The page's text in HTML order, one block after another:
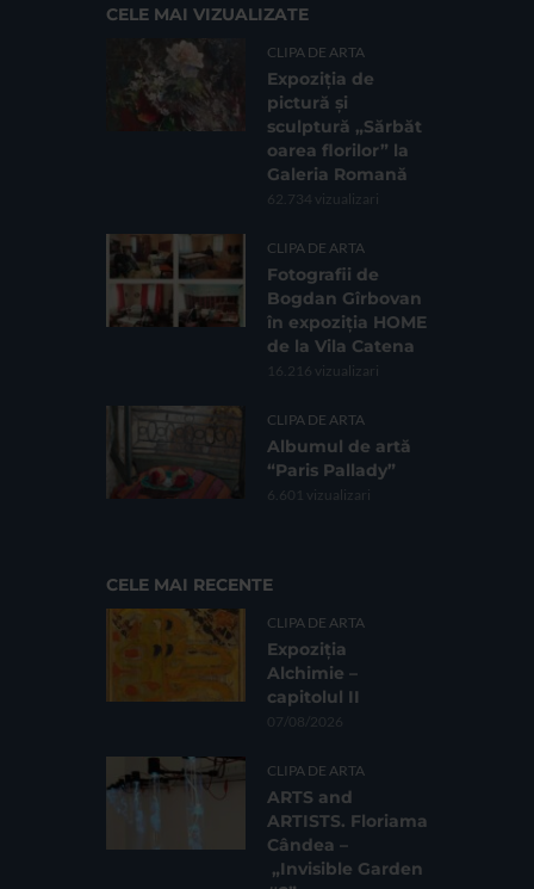
CELE MAI VIZUALIZATE
CLIPA DE ARTA
Expoziția de
pictură și
sculptură „Sărbăt
oarea florilor” la
Galeria Romană
62.734 vizualizari
CLIPA DE ARTA
Fotografii de
Bogdan Gîrbovan
în expoziția HOME
de la Vila Catena
16.216 vizualizari
CLIPA DE ARTA
Albumul de artă
“Paris Pallady”
6.601 vizualizari
CELE MAI RECENTE
CLIPA DE ARTA
Expoziția
Alchimie –
capitolul II
07/08/2026
CLIPA DE ARTA
ARTS and
ARTISTS. Floriama
Cândea –
„Invisible Garden